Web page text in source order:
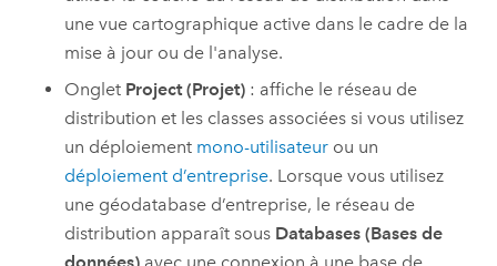
une vue cartographique active dans le cadre de la
mise à jour ou de l'analyse.
Onglet Project (Projet) : affiche le réseau de
distribution et les classes associées si vous utilisez
un déploiement mono-utilisateur ou un
déploiement d’entreprise. Lorsque vous utilisez
une géodatabase d’entreprise, le réseau de
distribution apparaît sous Databases (Bases de